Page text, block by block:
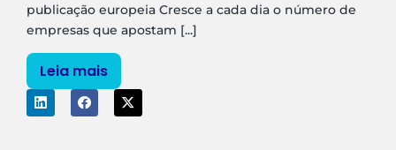
publicação europeia Cresce a cada dia o número de
empresas que apostam [...]
Leia mais